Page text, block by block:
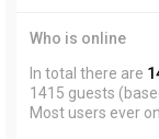
Who is online
In total there are
1415 guests
Most users ever